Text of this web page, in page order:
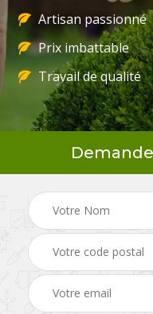
Artisan passionné
Prix imbattable
Travail de qualité